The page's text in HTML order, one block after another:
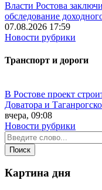
Власти Ростова
обследование
07.08.2026 17:59
Новости рубрики
Транспорт и дороги
В Ростове проект
Доватора и
вчера, 09:08
Новости рубрики
Картина дня